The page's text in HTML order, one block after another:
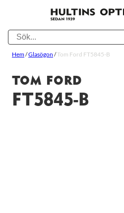
Hem/Glasögon /Tom Ford FT5845-B
TOM FORD
FT5845-B